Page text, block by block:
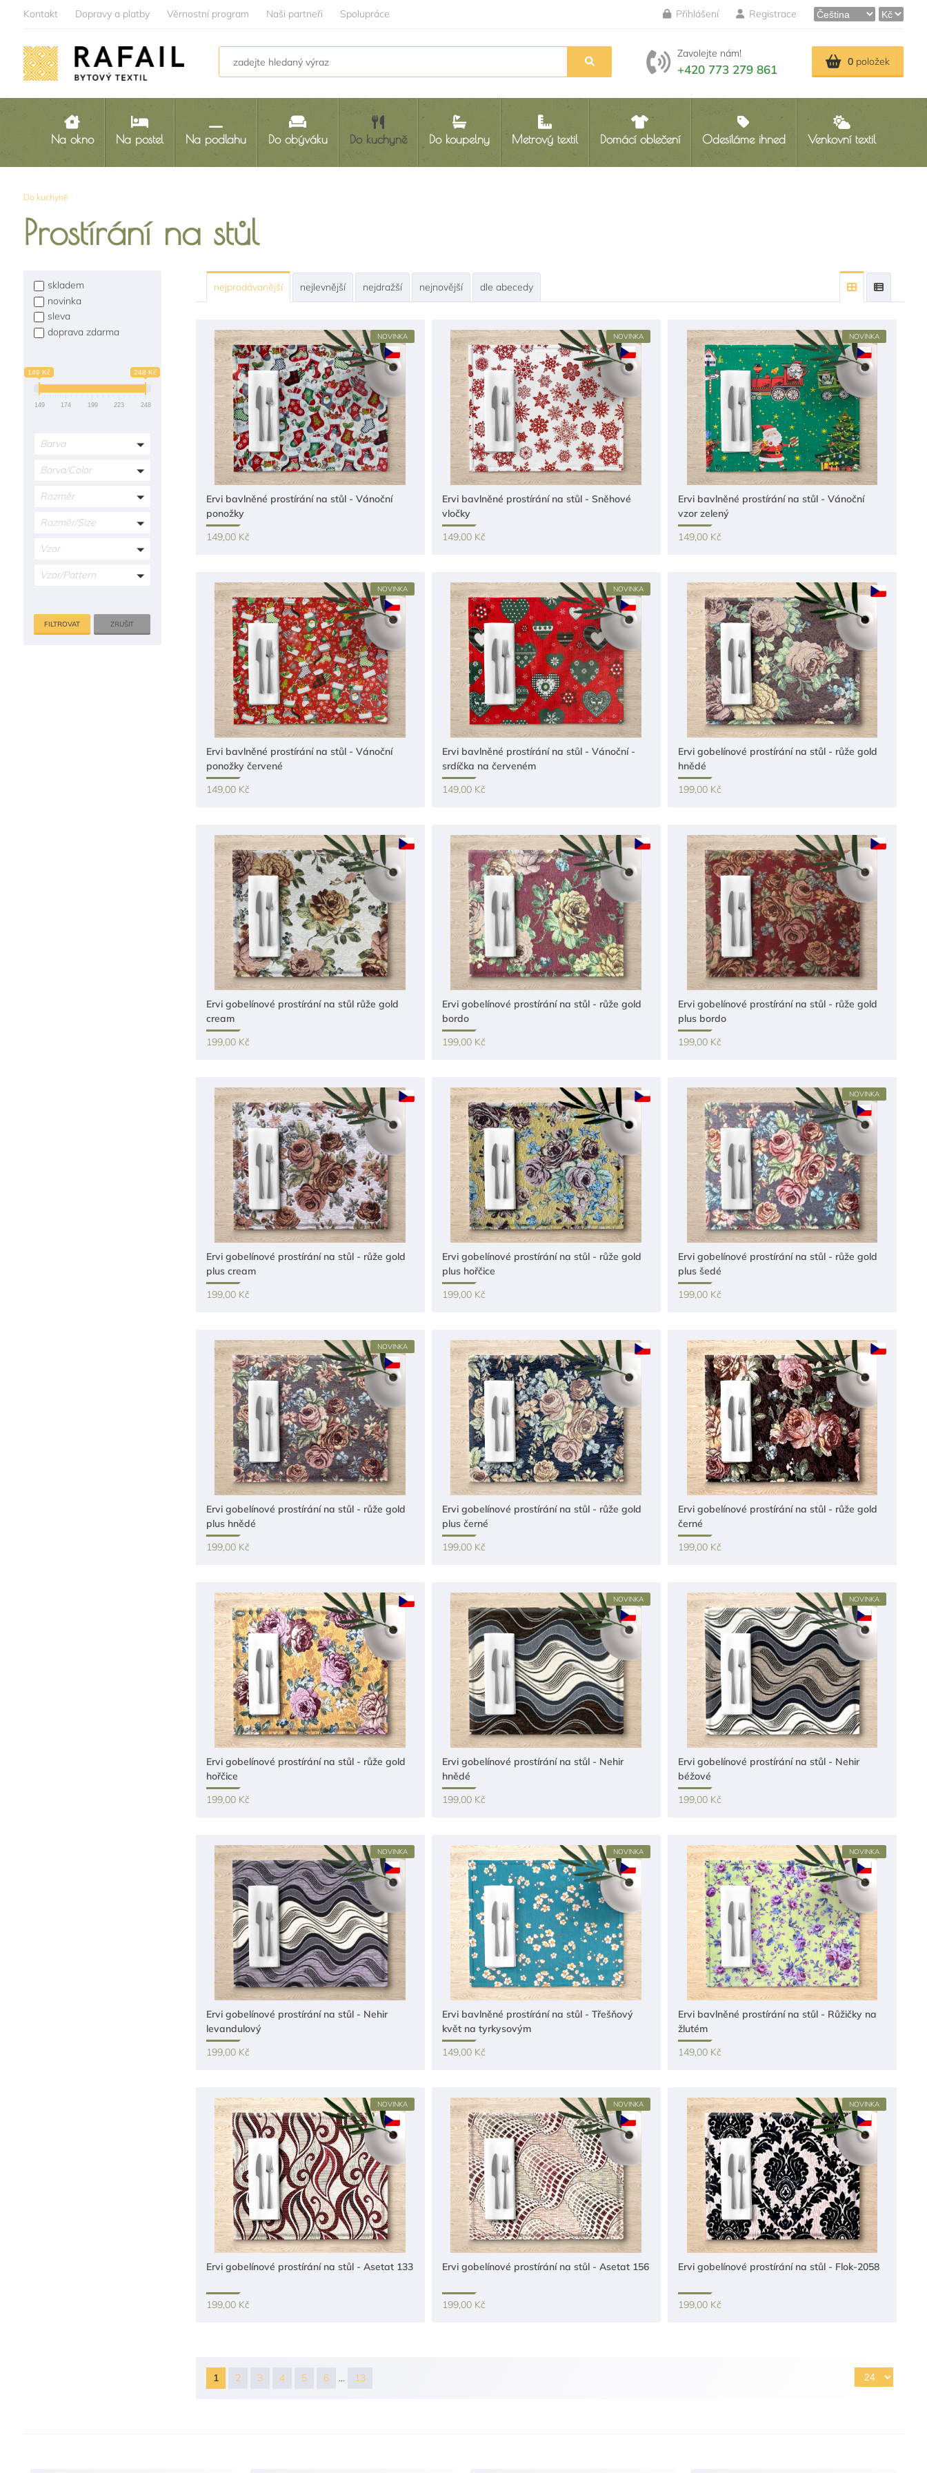
Kontakt Dopravy a platby Věrnostní program Naši partneři Spolupráce Přihlášení Registrace
0 položek
Zavolejte nám!
+420 773 279 861
Na okno Na postel Na podlahu Do obýváku Do kuchyně Do koupelny Metrový textil Domácí oblečení Odesíláme ihned Venkovní textil
Do kuchyně
Prostírání na stůl
skladem
novinka
sleva
doprava zdarma
149 Kč 248 Kč
149 174 199 223 248
Barva
Barva/Color
Rozměr
Rozměr/Size
Vzor
Vzor/Pattern
ZRUŠIT
nejprodávanější nejlevnější nejdražší nejnovější dle abecedy
NOVINKA
Ervi bavlněné prostírání na stůl - Vánoční
ponožky
149,00 Kč
NOVINKA
Ervi bavlněné prostírání na stůl - Sněhové
vločky
149,00 Kč
NOVINKA
Ervi bavlněné prostírání na stůl - Vánoční
vzor zelený
149,00 Kč
NOVINKA
Ervi bavlněné prostírání na stůl - Vánoční
ponožky červené
149,00 Kč
NOVINKA
Ervi bavlněné prostírání na stůl - Vánoční -
srdíčka na červeném
149,00 Kč
Ervi gobelínové prostírání na stůl - růže gold
hnědé
199,00 Kč
Ervi gobelínové prostírání na stůl růže gold
cream
199,00 Kč
Ervi gobelínové prostírání na stůl - růže gold
bordo
199,00 Kč
Ervi gobelínové prostírání na stůl - růže gold
plus bordo
199,00 Kč
Ervi gobelínové prostírání na stůl - růže gold
plus cream
199,00 Kč
Ervi gobelínové prostírání na stůl - růže gold
plus hořčice
199,00 Kč
NOVINKA
Ervi gobelínové prostírání na stůl - růže gold
plus šedé
199,00 Kč
NOVINKA
Ervi gobelínové prostírání na stůl - růže gold
plus hnědé
199,00 Kč
Ervi gobelínové prostírání na stůl - růže gold
plus černé
199,00 Kč
Ervi gobelínové prostírání na stůl - růže gold
černé
199,00 Kč
Ervi gobelínové prostírání na stůl - růže gold
hořčice
199,00 Kč
NOVINKA
Ervi gobelínové prostírání na stůl - Nehir
hnědé
199,00 Kč
NOVINKA
Ervi gobelínové prostírání na stůl - Nehir
béžové
199,00 Kč
NOVINKA
Ervi gobelínové prostírání na stůl - Nehir
levandulový
199,00 Kč
NOVINKA
Ervi bavlněné prostírání na stůl - Třešňový
květ na tyrkysovým
149,00 Kč
NOVINKA
Ervi bavlněné prostírání na stůl - Růžičky na
žlutém
149,00 Kč
NOVINKA
Ervi gobelínové prostírání na stůl - Asetat 133
199,00 Kč
NOVINKA
Ervi gobelínové prostírání na stůl - Asetat 156
199,00 Kč
NOVINKA
Ervi gobelínové prostírání na stůl - Flok-2058
199,00 Kč
1 2 3 4 5 6 ... 13